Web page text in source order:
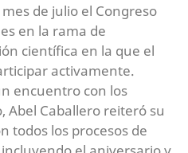
de julio el Congreso
en la rama de
científica en la que el
activamente.
encuentro con los
Abel Caballero reiteró su
todos los procesos de